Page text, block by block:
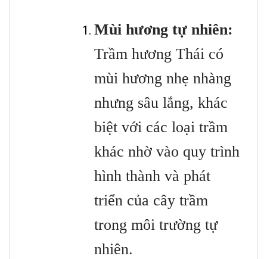
Mùi hương tự nhiên:
Trầm hương Thái có
mùi hương nhẹ nhàng
nhưng sâu lắng, khác
biệt với các loại trầm
khác nhờ vào quy trình
hình thành và phát
triển của cây trầm
trong môi trường tự
nhiên.